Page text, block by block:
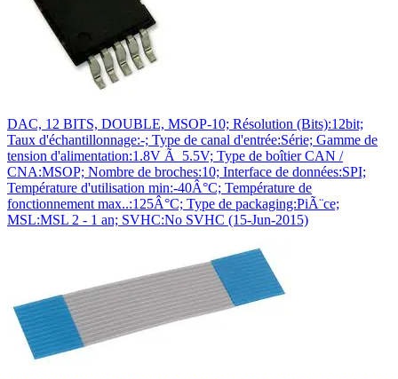
DAC, 12 BITS, DOUBLE, MSOP-10; Résolution (Bits):12bit;
Taux d'échantillonnage:-; Type de canal d'entrée:Série; Gamme de
tension d'alimentation:1.8V Ã 5.5V; Type de boîtier CAN /
CNA:MSOP; Nombre de broches:10; Interface de données:SPI;
Température d'utilisation min:-40Â°C; Température de
fonctionnement max..:125Â°C; Type de packaging:PiÃ¨ce;
MSL:MSL 2 - 1 an; SVHC:No SVHC (15-Jun-2015)